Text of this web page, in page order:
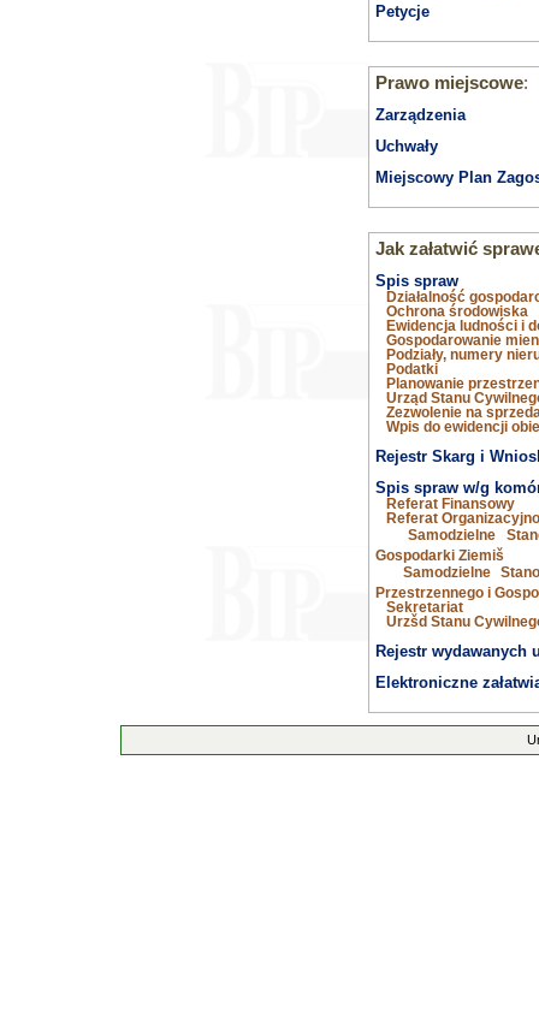
Petycje
Prawo miejscowe:
Zarządzenia
Uchwały
Miejscowy Plan
Jak załatwić
Spis spraw
Działalność
Ochrona środowiska
Ewidencja ludności i
Gospodarowanie
Podziały, numery
Podatki
Planowanie
Urząd Stanu
Zezwolenie na
Wpis do ewidencji
Rejestr Skarg i
Spis spraw w/g
Referat Finansowy
Referat
Samodzielne
Gospodarki Ziemiš
Samodzielne
Przestrzennego i
Sekretariat
Urzšd Stanu
Rejestr wydawanych
Elektroniczne